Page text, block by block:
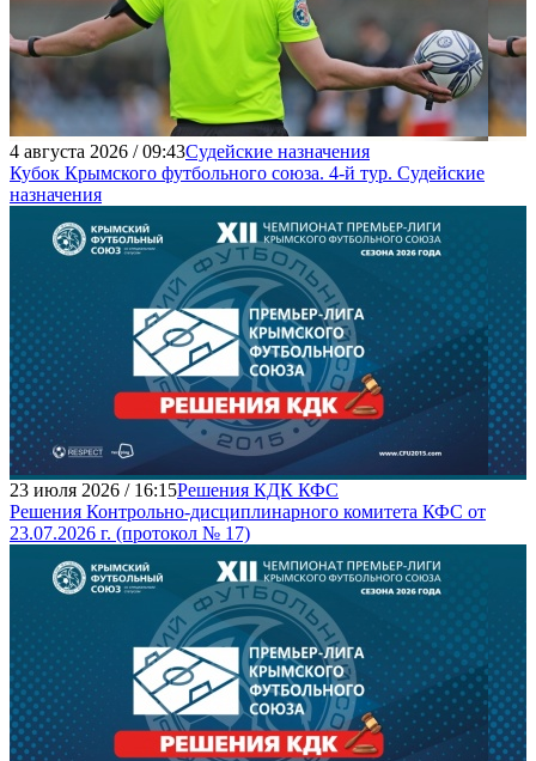
4 августа 2026 / 09:43Судейские назначения
Кубок Крымского футбольного союза. 4-й тур. Судейские
назначения
23 июля 2026 / 16:15Решения КДК КФС
Решения Контрольно-дисциплинарного комитета КФС от
23.07.2026 г. (протокол № 17)